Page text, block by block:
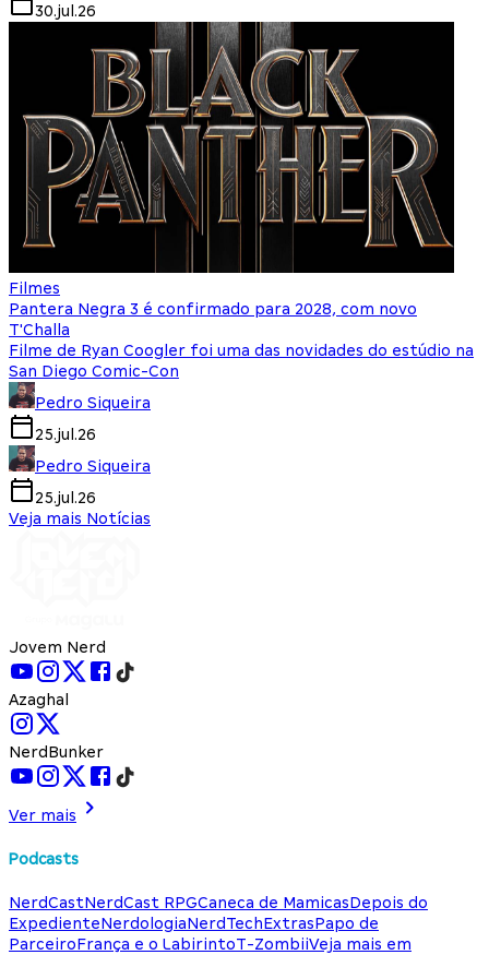
30.jul.26
Filmes
Pantera Negra 3 é confirmado para 2028, com novo
T'Challa
Filme de Ryan Coogler foi uma das novidades do estúdio na
San Diego Comic-Con
Pedro Siqueira
25.jul.26
Pedro Siqueira
25.jul.26
Veja mais Notícias
Jovem Nerd
Azaghal
NerdBunker
Ver mais
Podcasts
NerdCastNerdCast RPGCaneca de MamicasDepois do
ExpedienteNerdologiaNerdTechExtrasPapo de
ParceiroFrança e o LabirintoT-ZombiiVeja mais em